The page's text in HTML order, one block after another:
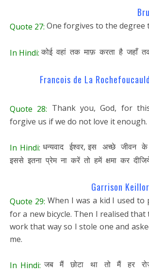
Quote 27: One forgives to the degree
In Hindi:कोई वहां तक माफ़ करता है जहाँ
Francois de La
Quote 28: Thank you, God, for
forgive us if we do not love it enough.
In Hindi: धन्यवाद ईश्वर, इस अच्छे जीवन
इससे इतना प्रेम ना करें तो हमें क्षमा कर
Garrison
Quote 29: When I was a kid I used
for a new bicycle. Then I realised that
work that way so I stole one and
me.
In Hindi: जब मैं छोटा था तो मैं हर